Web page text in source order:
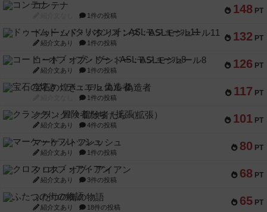
148 PT
コンテナ
1件の投稿
132 PT
ドゥームド・バタリオンズ：ASLモジュール11
紹介文あり 1件の投稿
126 PT
コード・オブ・ブシドー：ASLモジュール8
紹介文あり 1件の投稿
117 PT
宝石の煌き：デュエル 偽造者
1件の投稿
101 PT
クランク! ：冒険者たち（拡張）
紹介文あり 4件の投稿
80 PT
マーケットフレッシュ
紹介文あり 1件の投稿
68 PT
クロス・オブ・アイアン
紹介文あり 3件の投稿
65 PT
ふたつの街の物語
紹介文あり 18件の投稿